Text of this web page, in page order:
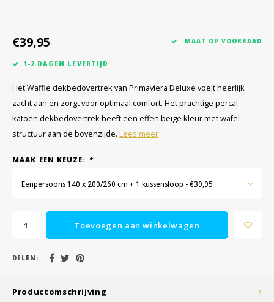
€39,95 MAAT OP VOORRAAD
1-2 DAGEN LEVERTIJD
Het Waffle dekbedovertrek van Primaviera Deluxe voelt heerlijk
zacht aan en zorgt voor optimaal comfort. Het prachtige percal
katoen dekbedovertrek heeft een effen beige kleur met wafel
structuur aan de bovenzijde. Lees meer
MAAK EEN KEUZE: *
Eenpersoons 140 x 200/260 cm + 1 kussensloop - €39,95
Toevoegen aan winkelwagen
DELEN:
Productomschrijving